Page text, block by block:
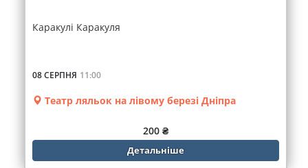
Каракулі Каракуля
08 СЕРПНЯ 11:00
Театр ляльок на лівому березі Дніпра
200 ₴
Детальніше